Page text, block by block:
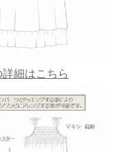
細はこちら